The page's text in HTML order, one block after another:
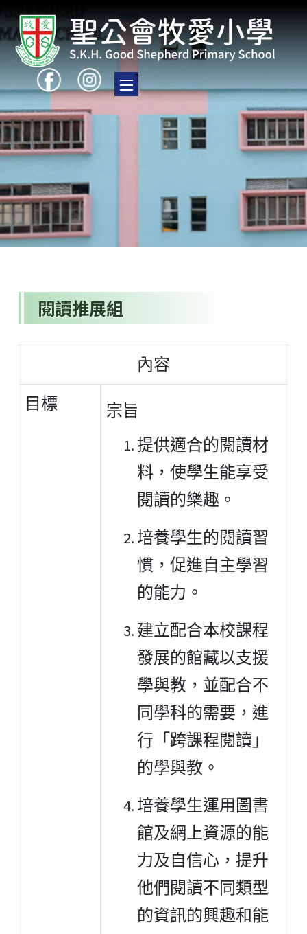
Toggle main menu visibility
閱讀推展組
內容
目標
宗旨
提供適合的閱讀材
料，使學生能享受
閱讀的樂趣。
培養學生的閱讀習
慣，促進自主學習
的能力。
建立配合本校課程
發展的館藏以支援
學與教，並配合不
同學科的需要，進
行「跨課程閱讀」
的學與教。
培養學生運用圖書
館及網上資源的能
力及自信心，提升
他們閱讀不同類型
的資訊的興趣和能